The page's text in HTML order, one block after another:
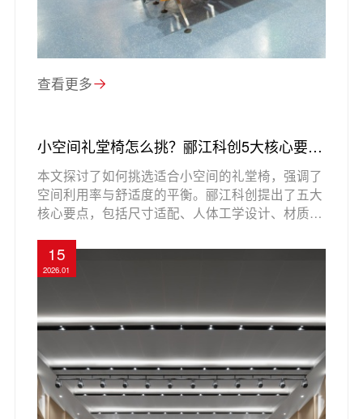
查看更多
小空间礼堂椅怎么挑？郦江科创5大核心要
点，让空间利用率与舒适度双拉满
本文探讨了如何挑选适合小空间的礼堂椅，强调了
空间利用率与舒适度的平衡。郦江科创提出了五大
核心要点，包括尺寸适配、人体工学设计、材质选
实现最佳座椅配置。通过LS-13601系列礼堂椅的
介绍，文章提供了具体的挑选建议，确保在满足多
15
2026.01